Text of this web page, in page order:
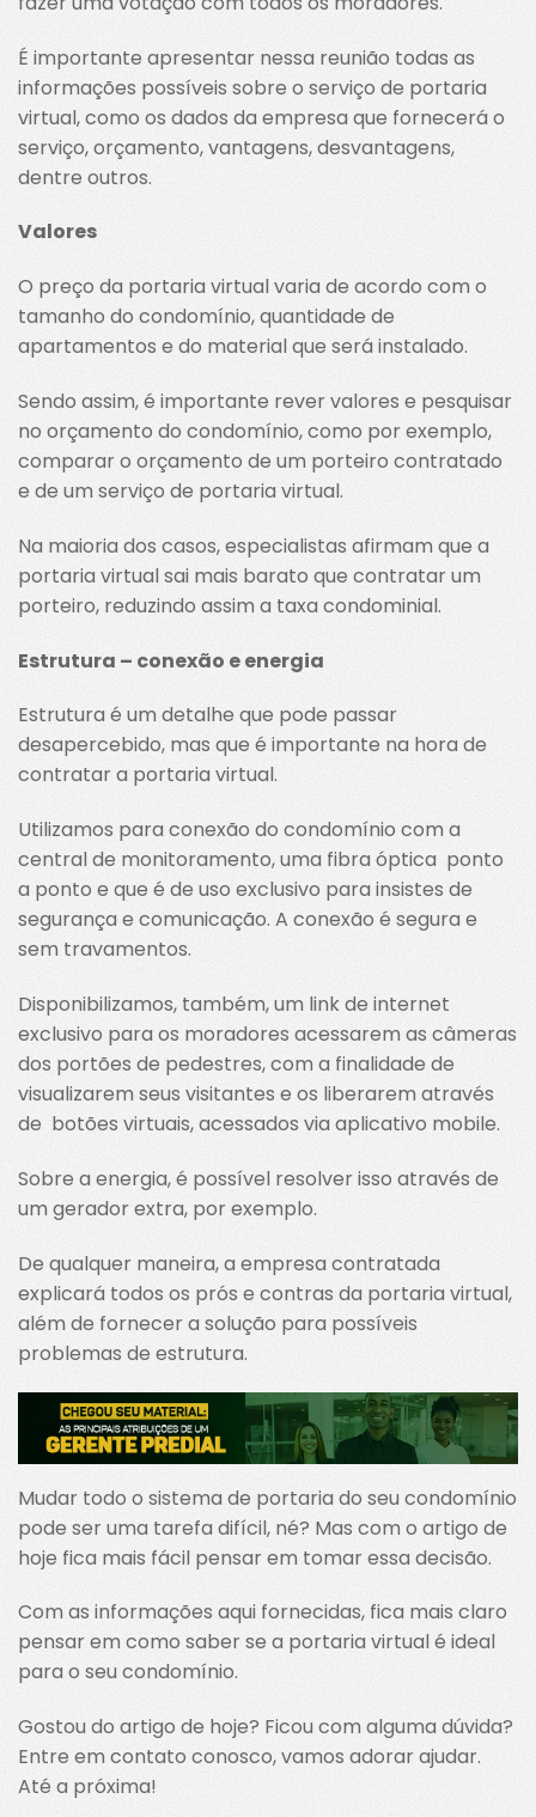
É importante apresentar nessa reunião todas as
informações possíveis sobre o serviço de portaria
virtual, como os dados da empresa que fornecerá o
serviço, orçamento, vantagens, desvantagens,
dentre outros.
Valores
O preço da portaria virtual varia de acordo com o
tamanho do condomínio, quantidade de
apartamentos e do material que será instalado.
Sendo assim, é importante rever valores e pesquisar
no orçamento do condomínio, como por exemplo,
comparar o orçamento de um porteiro contratado
e de um serviço de portaria virtual.
Na maioria dos casos, especialistas afirmam que a
portaria virtual sai mais barato que contratar um
porteiro, reduzindo assim a taxa condominial.
Estrutura – conexão e energia
Estrutura é um detalhe que pode passar
desapercebido, mas que é importante na hora de
contratar a portaria virtual.
Utilizamos para conexão do condomínio com a
central de monitoramento, uma fibra óptica ponto
a ponto e que é de uso exclusivo para insistes de
segurança e comunicação. A conexão é segura e
sem travamentos.
Disponibilizamos, também, um link de internet
exclusivo para os moradores acessarem as câmeras
dos portões de pedestres, com a finalidade de
visualizarem seus visitantes e os liberarem através
de botões virtuais, acessados via aplicativo mobile.
Sobre a energia, é possível resolver isso através de
um gerador extra, por exemplo.
De qualquer maneira, a empresa contratada
explicará todos os prós e contras da portaria virtual,
além de fornecer a solução para possíveis
problemas de estrutura.
Mudar todo o sistema de portaria do seu condomínio
pode ser uma tarefa difícil, né? Mas com o artigo de
hoje fica mais fácil pensar em tomar essa decisão.
Com as informações aqui fornecidas, fica mais claro
pensar em como saber se a portaria virtual é ideal
para o seu condomínio.
Gostou do artigo de hoje? Ficou com alguma dúvida?
Entre em contato conosco, vamos adorar ajudar.
Até a próxima!